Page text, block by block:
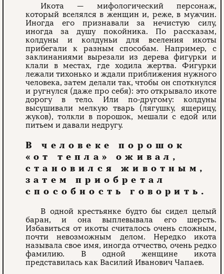
Икота — мифологический персонаж,
который вселялся в женщин и, реже, в мужчин.
Иногда его признавали за нечистую силу,
иногда за душу покойника. По рассказам,
колдуны и колдуньи для вселения икоты
прибегали к разным способам. Например, с
заклинаниями вырезали из дерева фигурки и
клали в местах, где ходила жертва. Фигурки
лежали тихонько и ждали приближения нужного
человека, затем делали так, чтобы он споткнулся
и ругнулся (даже про себя): это открывало икоте
дорогу в тело. Или по-другому: колдуны
высушивали мелкую тварь (лягушку, ящерицу,
жуков), толкли в порошок, мешали с едой или
питьем и давали недругу.
В человеке порошок
«от тепла» оживал,
становился животным,
затем приобретал
способность говорить.
В одной крестьянке будто бы сидел целый
баран, и она выплевывала его шерсть.
Избавиться от икоты считалось очень сложным,
почти невозможным делом. Нередко икота
называла свое имя, иногда отчество, очень редко
фамилию. В одной женщине икота
представилась как Василий Иванович Чапаев.